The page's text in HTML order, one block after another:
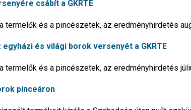
csábít a GKRTE
termelők és a pincészetek, az eredményhirdetés
és világi borok versenyét a GKRTE
termelők és a pincészetek, az eredményhirdetés
pinceáron